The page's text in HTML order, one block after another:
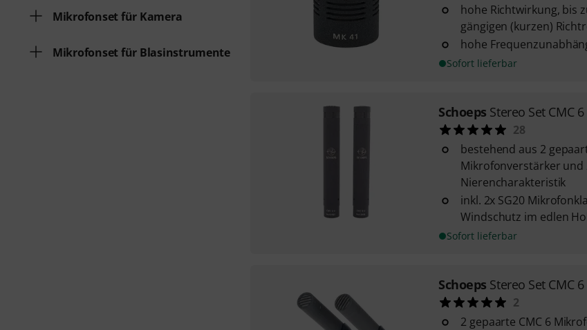
Mikrofonset für Kamera
Mikrofonset für Blasinstrumente
hohe Richtwirkung, bis
gängigen (kurzen)
hohe
Sofort lieferbar
Schoeps Stereo Set CMC
28
bestehend aus 2
Mikrofonverstärker und
Nierencharakteristik
inkl. 2x SG20
Windschutz im edlen
Sofort lieferbar
Schoeps Stereo Set CMC 6
2
2 gepaarte CMC 6